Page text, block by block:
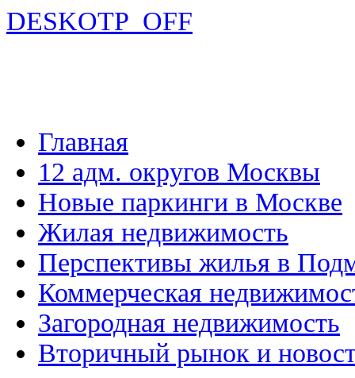
DESKOTP_OFF
Главная
12 адм. округов Москвы
Новые паркинги в Москве
Жилая недвижимость
Перспективы жилья в
Коммерческая
Загородная недвижимость
Вторичный рынок и